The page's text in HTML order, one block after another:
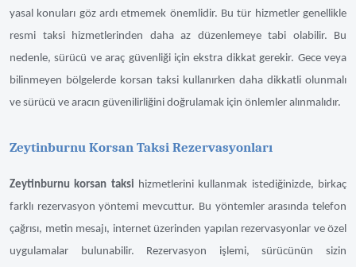
yasal konuları göz ardı etmemek önemlidir. Bu tür hizmetler genellikle
resmi taksi hizmetlerinden daha az düzenlemeye tabi olabilir. Bu
nedenle, sürücü ve araç güvenliği için ekstra dikkat gerekir. Gece veya
bilinmeyen bölgelerde korsan taksi kullanırken daha dikkatli olunmalı
ve sürücü ve aracın güvenilirliğini doğrulamak için önlemler alınmalıdır.
Zeytinburnu Korsan Taksi Rezervasyonları
Zeytinburnu korsan taksi hizmetlerini kullanmak istediğinizde, birkaç
farklı rezervasyon yöntemi mevcuttur. Bu yöntemler arasında telefon
çağrısı, metin mesajı, internet üzerinden yapılan rezervasyonlar ve özel
uygulamalar bulunabilir. Rezervasyon işlemi, sürücünün sizin